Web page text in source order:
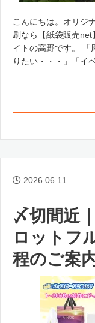
こんにちは。オリジ
刷なら【紙袋販売
イトの高野です。 「
りたい・・・」「イ
2026.06.11
〆切間近
ロットフ
程のご案